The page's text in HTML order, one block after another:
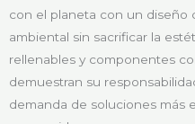
con el planeta con un diseño
ambiental sin sacrificar la
rellenables y componentes
demuestran su
demanda de soluciones más